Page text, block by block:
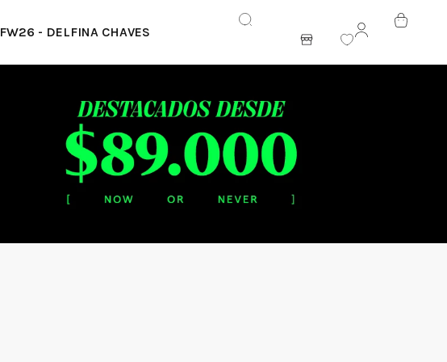
FW26 - DELFINA CHAVES ENTRAR